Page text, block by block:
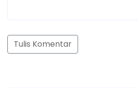
Tulis Komentar